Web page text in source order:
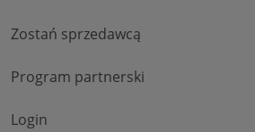
Zostań sprzedawcą
Program partnerski
Login